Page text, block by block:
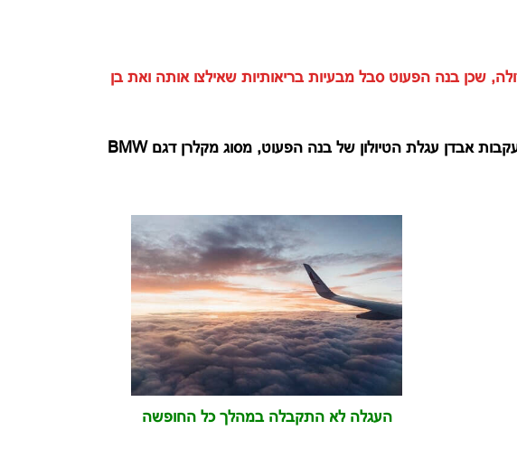
שכן בנה הפעוט סבל מבעיות בריאותיות שאילצו אותה ואת בן
התובעת הגישה בקשה לפיצוי בסך של 10,000 ₪ בגין הנזק הממוני ועוגמת הנפש שנגרמו לה בעקבות אבדן עגלת הטיולון של בנה הפעוט, מסוג מקלרן דגם BMW
העגלה לא התקבלה במהלך כל החופשה